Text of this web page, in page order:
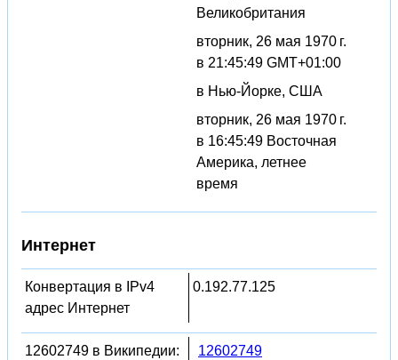
Великобритания
вторник, 26 мая 1970 г.
в 21:45:49 GMT+01:00
в Нью-Йорке, США
вторник, 26 мая 1970 г.
в 16:45:49 Восточная
Америка, летнее
время
Интернет
Конвертация в IPv4
адрес Интернет
0.192.77.125
12602749 в Википедии: 12602749